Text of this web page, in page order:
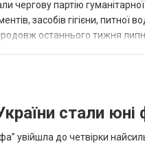
чергову партію
засобів гігієни, питної
останнього тижня
стали
увійшла до четвірки